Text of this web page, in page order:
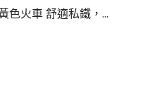
色火車 舒適私鐵，...